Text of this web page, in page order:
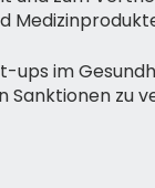
ups im
Sanktionen zu